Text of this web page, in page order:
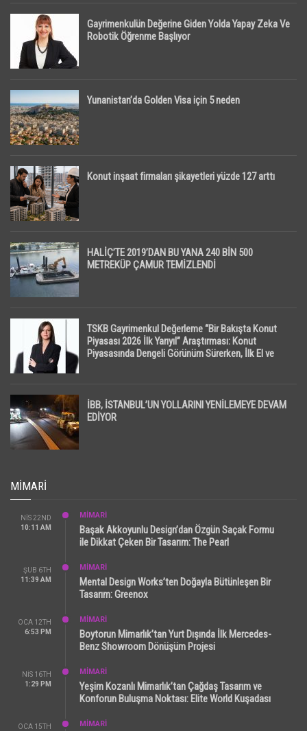
Gayrimenkulün Değerine Giden Yolda Yapay Zeka Ve
Robotik Öğrenme Başlıyor
Yunanistan’da Golden Visa için 5 neden
Konut inşaat firmaları şikayetleri yüzde 127 arttı
HALİÇ’TE 2019’DAN BU YANA 240 BİN 500
METREKÜP ÇAMUR TEMİZLENDİ
TSKB Gayrimenkul Değerleme “Bir Bakışta Konut
Piyasası 2026 İlk Yarıyıl” Araştırması: Konut
Piyasasında Dengeli Görünüm Sürerken, İlk El ve
İBB, İSTANBUL’UN YOLLARINI YENİLEMEYE DEVAM
EDİYOR
MIMARI
NIS 22ND
10:11 AM
MİMARİ
Başak Akkoyunlu Design’dan Özgün Saçak Formu
ile Dikkat Çeken Bir Tasarım: The Pearl
ŞUB 6TH
11:39 AM
MİMARİ
Mental Design Works’ten Doğayla Bütünleşen Bir
Tasarım: Greenox
OCA 12TH
6:53 PM
MİMARİ
Boytorun Mimarlık’tan Yurt Dışında İlk Mercedes-
Benz Showroom Dönüşüm Projesi
NIS 16TH
1:29 PM
MİMARİ
Yeşim Kozanlı Mimarlık’tan Çağdaş Tasarım ve
Konforun Buluşma Noktası: Elite World Kuşadası
OCA 15TH
MİMARİ